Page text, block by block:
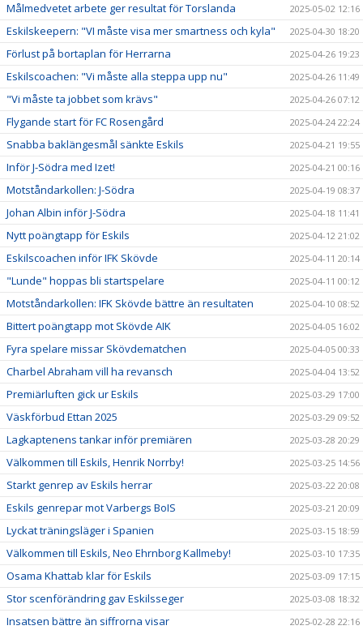
Målmedvetet arbete ger resultat för Torslanda 2025-05-02 12:16
Eskilskeepern: "VI måste visa mer smartness och kyla" 2025-04-30 18:20
Förlust på bortaplan för Herrarna 2025-04-26 19:23
Eskilscoachen: "Vi måste alla steppa upp nu" 2025-04-26 11:49
"Vi måste ta jobbet som krävs" 2025-04-26 07:12
Flygande start för FC Rosengård 2025-04-24 22:24
Snabba baklängesmål sänkte Eskils 2025-04-21 19:55
Inför J-Södra med Izet! 2025-04-21 00:16
Motståndarkollen: J-Södra 2025-04-19 08:37
Johan Albin inför J-Södra 2025-04-18 11:41
Nytt poängtapp för Eskils 2025-04-12 21:02
Eskilscoachen inför IFK Skövde 2025-04-11 20:14
"Lunde" hoppas bli startspelare 2025-04-11 00:12
Motståndarkollen: IFK Skövde bättre än resultaten 2025-04-10 08:52
Bittert poängtapp mot Skövde AIK 2025-04-05 16:02
Fyra spelare missar Skövdematchen 2025-04-05 00:33
Charbel Abraham vill ha revansch 2025-04-04 13:52
Premiärluften gick ur Eskils 2025-03-29 17:00
Väskförbud Ettan 2025 2025-03-29 09:52
Lagkaptenens tankar inför premiären 2025-03-28 20:29
Välkommen till Eskils, Henrik Norrby! 2025-03-25 14:56
Starkt genrep av Eskils herrar 2025-03-22 20:08
Eskils genrepar mot Varbergs BoIS 2025-03-21 20:09
Lyckat träningsläger i Spanien 2025-03-15 18:59
Välkommen till Eskils, Neo Ehrnborg Kallmeby! 2025-03-10 17:35
Osama Khattab klar för Eskils 2025-03-09 17:15
Stor scenförändring gav Eskilsseger 2025-03-08 18:32
Insatsen bättre än siffrorna visar 2025-02-28 22:16